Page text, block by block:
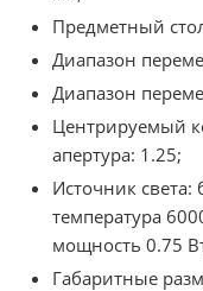
Предметный
Диапазон
Диапазон
Центрируемый
апертура: 1.25;
Источник света:
температура
мощность 0.75
Габаритные